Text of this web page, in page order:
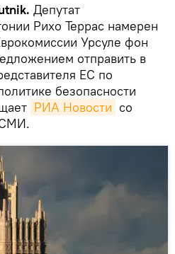
Депутат
Рихо Террас намерен
Урсуле фон
отправить в
ЕС по
безопасности
РИА Новости со
СМИ.